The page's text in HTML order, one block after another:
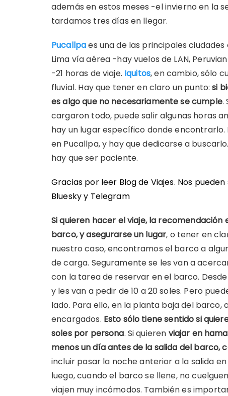
además en estos meses -el invierno en la
tardamos tres días en llegar.
Pucallpaes una de las principales
Lima vía aérea -hay vuelos de LAN,
-21 horas de viaje. Iquitos, en cambio, sólo
fluvial. Hay que tener en claro un punto:si
es algo que no necesariamente se cumple.
cargaron todo, puede salir algunas horas
hay un lugar específico donde
en Pucallpa, y hay que dedicarse a
hay que ser paciente.
Gracias por leer Blog de Viajes. Nos
Blueskyy Telegram
Si quieren hacer el viaje, la recomendación
barco, y asegurarse un lugar, o tener en
nuestro caso, encontramos el barco a
de carga. Seguramente se les van a
con la tarea de reservar en el barco.
y les van a pedir de 10 a 20 soles. Pero
lado. Para ello, en la planta baja del
encargados. Esto sólo tiene sentido si
soles por persona. Si quieren viajar en
menos un día antes de la salida del barco,
incluir pasar la noche anterior a la salida
luego, cuando el barco se llene, no
viajen muy incómodos. También es